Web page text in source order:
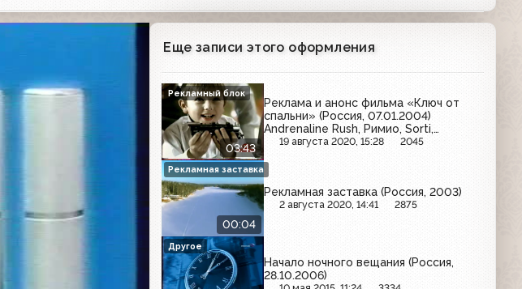
Еще записи этого оформления
03:43
Реклама и анонс фильма «Ключ от
спальни» (Россия, 07.01.2004)
Andrenaline Rush, Римио, Sorti,
Мириталь, Черкизовский, Ruscafe,
19 августа 2020, 15:28 2045
Рекламный блок
00:04
Рекламная заставка (Россия, 2003)
2 августа 2020, 14:41 2875
Рекламная заставка
Начало ночного вещания (Россия,
28.10.2006)
Другое